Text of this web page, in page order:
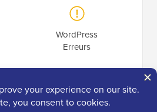
WordPress
Erreurs
Créer une